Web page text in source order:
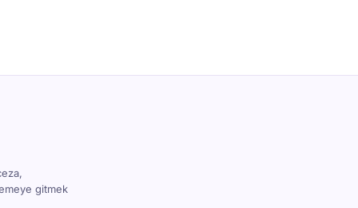
gitmek